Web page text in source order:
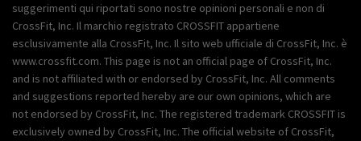
suggerimenti qui riportati sono nostre opinioni personali e non di
CrossFit, Inc. Il marchio registrato CROSSFIT appartiene
esclusivamente alla CrossFit, Inc. Il sito web ufficiale di CrossFit, Inc. è
www.crossfit.com. This page is not an official page of CrossFit, Inc.
and is not affiliated with or endorsed by CrossFit, Inc. All comments
and suggestions reported hereby are our own opinions, which are
not endorsed by CrossFit, Inc. The registered trademark CROSSFIT is
exclusively owned by CrossFit, Inc. The official website of CrossFit,